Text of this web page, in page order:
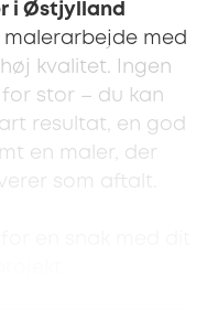
i Østjylland
med
kvalitet. Ingen
stor – du kan
resultat, en god
en maler, der
som aftalt.